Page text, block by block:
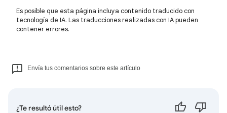
Es posible que esta página incluya contenido traducido con
tecnología de IA. Las traducciones realizadas con IA pueden
contener errores.
Envía tus comentarios sobre este artículo
¿Te resultó útil esto?